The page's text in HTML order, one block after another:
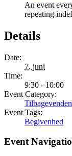
An event
repeating
Details
Date:
7. juni
Time:
9:30 - 10:00
Event Category:
Event Tags:
Begivenhed
Event